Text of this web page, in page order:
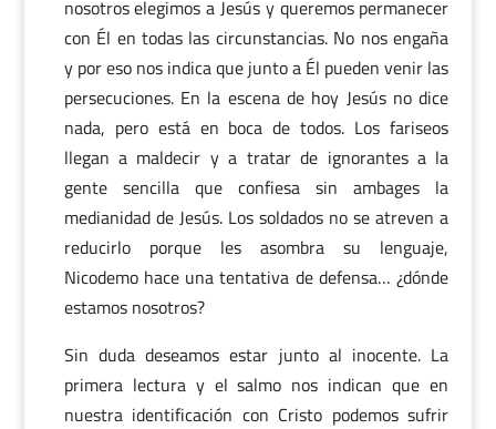
nosotros elegimos a Jesús y queremos permanecer
con Él en todas las circunstancias. No nos engaña
y por eso nos indica que junto a Él pueden venir las
persecuciones. En la escena de hoy Jesús no dice
nada, pero está en boca de todos. Los fariseos
llegan a maldecir y a tratar de ignorantes a la
gente sencilla que confiesa sin ambages la
medianidad de Jesús. Los soldados no se atreven a
reducirlo porque les asombra su lenguaje,
Nicodemo hace una tentativa de defensa… ¿dónde
estamos nosotros?
Sin duda deseamos estar junto al inocente. La
primera lectura y el salmo nos indican que en
nuestra identificación con Cristo podemos sufrir